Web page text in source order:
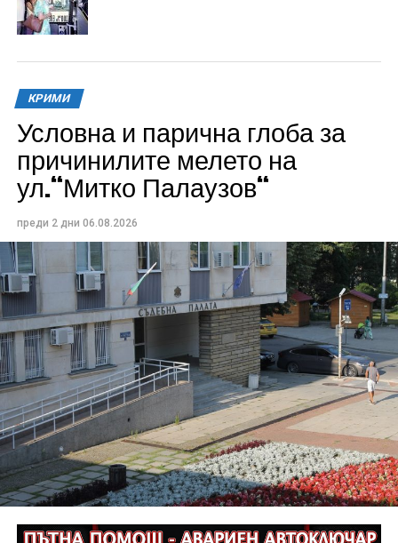
КРИМИ
Условна и парична глоба за
причинилите мелето на
ул.“Митко Палаузов“
преди 2 дни 06.08.2026